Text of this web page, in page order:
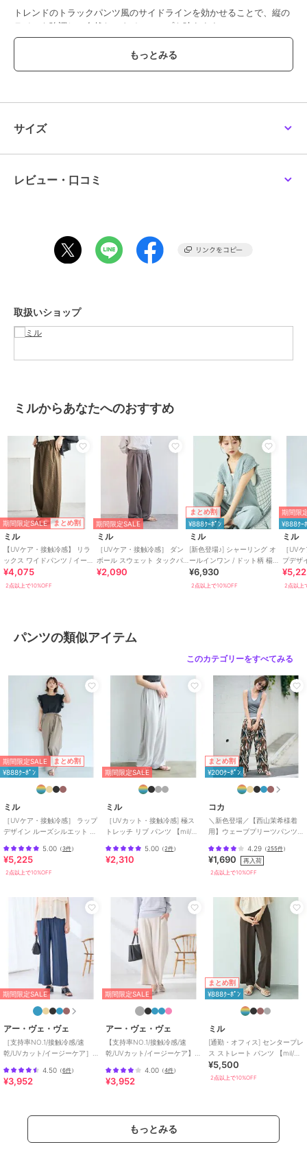
トレンドのトラックパンツ風のサイドラインを効かせることで、縦の
ラインを強調し、自然なスタイルアップを叶えます。
ほんのり光沢感のある繊細なラインディテールがアクセントになり、
スポーティになりすぎず、上品な表情。
ウエストはゴム仕様と内側調整紐つきで、お好みのフィット感で着用
カジュアルなトップスと合わせたラフな着こなしはもちろん、シャツ
【マルチファンクション】
・速乾
・イージーケア
伸縮性：なし
ーーーーーーーーーーーーーーーーー
【仕様】
・ウエストゴム仕様
・左右ポケット付き
・ウエスト調整紐付き
【サイズ展開について】
M-short･･･ウエストMサイズ、総丈XSサイズ。身長145cm前後でゆ
とりが欲しい方におすすめ。
S-regular･･･ウエスト、総丈共にSサイズ。身長150cm前後の方にお
Free･･･身長158cm～通常のレギュラーサイズの方におすすめ。
※詳細はサイズ表をご確認ください。
※染色・加工条件により色ごとの風合いに多少の差異が生じる場合が
ございます。品質に問題はございませんので予めご了承ください。
※画像の商品はサンプルのため、実際の商品とは色味・仕様・加工・
サイズ等が若干異なる場合がございます。
※商品によっては、2cm前後（ニット、デニムの場合は3cm前後）の
サイズ誤差が生じる場合がございます。
※撮影時の照明やお使いのパソコン・スマートフォンの設定等により
画像の色が実物と異なって見える場合がございます。
《お気に入り登録》でお得な情報がいっぱい
1点通知、セール通知等お得な情報を受け取ることができます。
・「ブランドのお気に入り登録」でSHOPの新作アイテムや再入荷な
ど、お得な情報を受け取ることができます！
【ブランド説明】
- mil ミル -
低身長でもオシャレを楽しみたい。そんな気持ちから生まれた 小柄
さん向けレディースブランド。
トレンドや上品な可愛らしさを訴えた、長く愛用できるカジュアルベ
ーシック。
小柄さんだからこそ着こなせる美シルエット。
ぴったり丈の感動をお届けします。
期間限定セール開催中
ショップ ミル
サイズ
レビュー・口コミ
取扱いショップ
ミルからあなたへのおすすめ
期間限定SALE まとめ割
ミル
【UVケア・接触冷感】 リラ
ックス ワイドパンツ / イージ
ーケア 【mil (ミル)】
¥4,075
2点以上で10%OFF
期間限定SALE
ミル
［UVケア・接触冷感］ ダン
ボール スウェット タックパ
ンツ【mil (ミル)】
¥2,090
まとめ割
¥888ｸｰﾎﾟﾝ
ミル
[新色登場♪] シャーリング オ
ールインワン / ドット柄 楊柳
ギンガム 【mil(ミル)】
¥6,930
2点以上で10%OFF
期間限
¥888ｸｰ
ミル
［UV
プデザ
パンツ
2点以上
パンツの類似アイテム
このカテゴリーをすべてみる
期間限定SALE まとめ割
¥888ｸｰﾎﾟﾝ
ミル
［UVケア・接触冷感］ ラップ
デザイン ルーズシルエット パ
5.00 （3件）
¥5,225
2点以上で10%OFF
期間限定SALE
ミル
［UVカット・接触冷感] 極ス
トレッチ リブ パンツ 【mil/ミ
5.00 （2件）
¥2,310
まとめ割
¥200ｸｰﾎﾟﾝ
コカ
＼新色登場／【西山茉希様着
用】ウェーブプリーツパンツ
4.29（255件）
¥1,690 再入荷
2点以上で10%OFF
期間限定SALE
アー・ヴェ・ヴェ
［支持率NO.1/接触冷感/速
乾/UVカット/イージーケア］
4.50 （6件）
¥3,952
期間限定SALE
アー・ヴェ・ヴェ
【支持率NO.1/接触冷感/速
乾/UVカット/イージーケア】
4.00 （4件）
¥3,952
まとめ割
¥888ｸｰﾎﾟﾝ
ミル
[通勤・オフィス] センタープレ
ス ストレート パンツ 【mil/ミ
ル】
¥5,500
2点以上で10%OFF
もっとみる